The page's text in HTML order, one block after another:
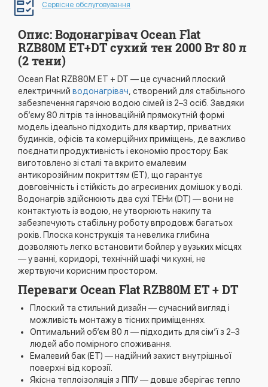
Сервісне обслуговування
Опис: Водонагрівач Ocean Flat
RZB80M ET+DT сухий тен 2000 Вт 80 л
(2 тени)
Ocean Flat RZB80M ET + DT — це сучасний плоский
електричний водонагрівач , створений для стабільного
забезпечення гарячою водою сімей із 2–3 осіб. Завдяки
об’єму 80 літрів та інноваційній прямокутній формі
модель ідеально підходить для квартир, приватних
будинків, офісів та комерційних приміщень, де важливо
поєднати продуктивність і економію простору. Бак
виготовлено зі сталі та вкрито емалевим
антикорозійним покриттям (ET), що гарантує
довговічність і стійкість до агресивних домішок у воді.
Водонагрів здійснюють два сухі ТЕНи (DT) — вони не
контактують із водою, не утворюють накипу та
забезпечують стабільну роботу впродовж багатьох
років. Плоска конструкція та невелика глибина
дозволяють легко встановити бойлер у вузьких місцях
— у ванні, коридорі, технічній шафі чи кухні, не
жертвуючи корисним простором.
Переваги Ocean Flat RZB80M ET + DT
Плоский та стильний дизайн — сучасний вигляд і
можливість монтажу в тісних приміщеннях.
Оптимальний об’єм 80 л — підходить для сім’ї з 2–3
людей або помірного споживання.
Емалевий бак (ET) — надійний захист внутрішньої
поверхні від корозії.
Якісна теплоізоляція з ППУ — довше зберігає тепло